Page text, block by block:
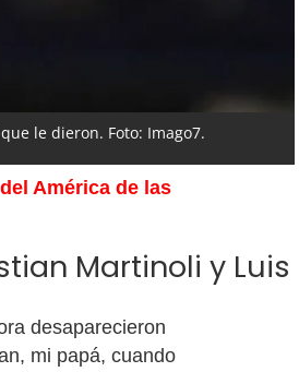
le dieron. Foto: Imago7.
América de las
Martinoli y Luis
desaparecieron
mi papá, cuando